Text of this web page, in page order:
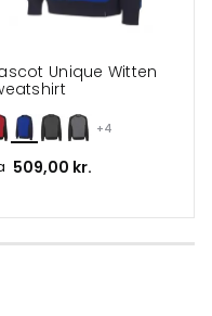
+4
Unique Witten
509,00 kr.